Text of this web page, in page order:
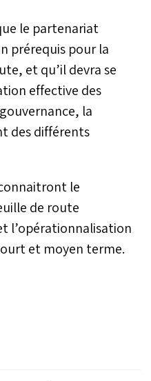
le partenariat
prérequis pour la
et qu’il devra se
effective des
la
des différents
le
de route
l’opérationnalisation
et moyen terme.